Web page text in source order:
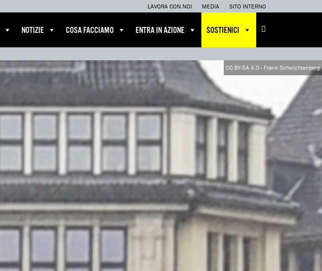
LAVORA CON NOI MEDIA SITO INTERNO
NOTIZIE COSA FACCIAMO ENTRA IN AZIONE SOSTIENICI
CC BY-SA 4.0 - Frank Schwichtenberg